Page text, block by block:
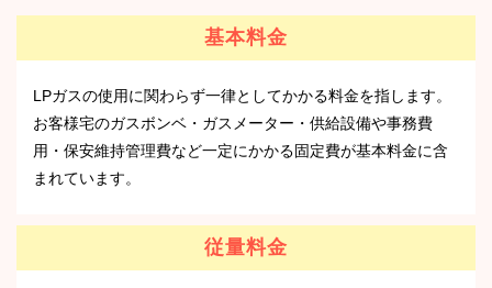
基本料金
LPガスの使用に関わらず一律としてかかる料金を指します。
お客様宅のガスボンベ・ガスメーター・供給設備や事務費
用・保安維持管理費など一定にかかる固定費が基本料金に含
まれています。
従量料金